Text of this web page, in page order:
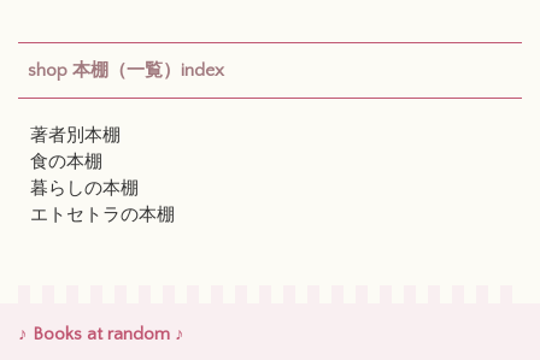
shop 本棚（一覧）index
著者別本棚
食の本棚
暮らしの本棚
エトセトラの本棚
♪ Books at random ♪